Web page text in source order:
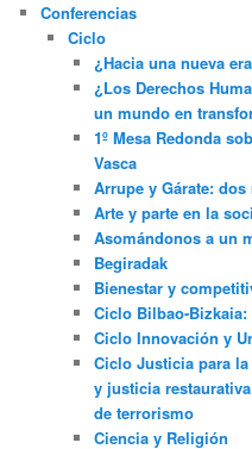
Conferencias
Ciclo
¿Hacia una nueva
¿Los Derechos
un mundo en
1º Mesa Redonda
Vasca
Arrupe y Gárate:
Arte y parte en la
Asomándonos a un
Begiradak
Bienestar y
Ciclo Bilbao-
Ciclo Innovación y
Ciclo Justicia para
y justicia
de terrorismo
Ciencia y Religión